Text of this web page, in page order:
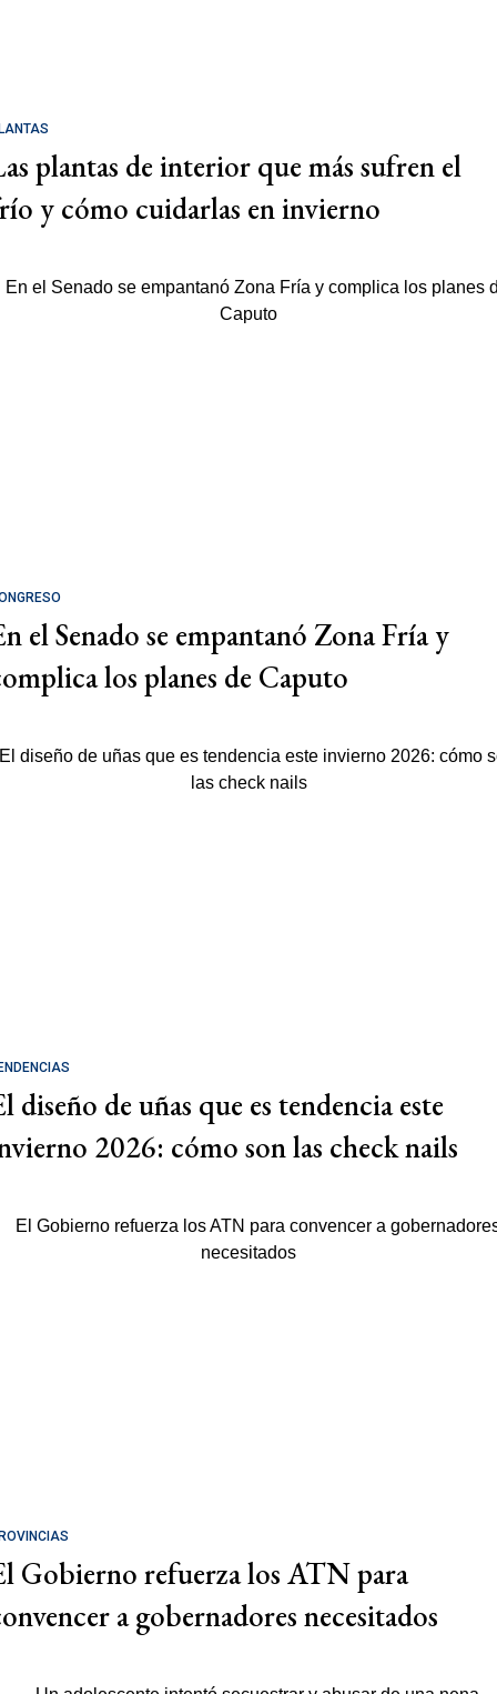
plantas de interior que más sufren el
y cómo cuidarlas en invierno
el Senado se empantanó Zona Fría y
los planes de Caputo
diseño de uñas que es tendencia este
2026: cómo son las check nails
Gobierno refuerza los ATN para
a gobernadores necesitados